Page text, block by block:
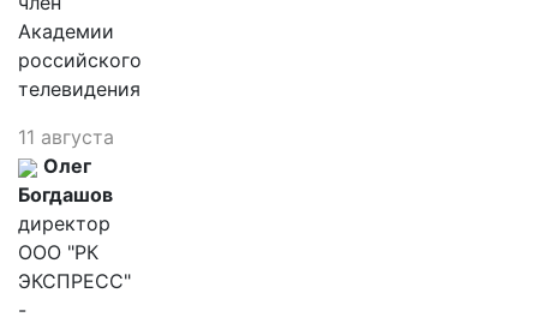
Академии
российского
телевидения
11 августа
Олег
Богдашов
директор
ООО "РК
ЭКСПРЕСС"
-